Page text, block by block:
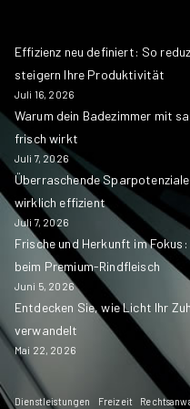
Effizienz neu definiert: So
steigern Ihre Produktivität
Juli 16, 2026
Warum dein Badezimmer mit
frisch wirkt
Juli 7, 2026
Überraschende
wirklich effizient
Juli 7, 2026
Frische und Herkunft im
beim Premium-Rindfleisch
Juni 5, 2026
Entdecken Sie, wie Licht Ihr
verwandelt
Mai 22, 2026
Dienstleistungen Freizeit